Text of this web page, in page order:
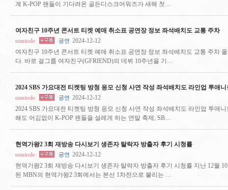
계 K-POP 팬들이 기다려온 골든디스크어워즈가 새해 첫…
여자친구 10주년 콘서트 티켓 예매 취소표 공연장 정보 좌석배치도 교통 주차
nimirole 공연 2024-12-12
여자친구 10주년 콘서트 티켓 예매 취소표 공연장 정보 좌석배치도 교통 주차
다. 바로 걸그룹 여자친구(GFRIEND)의 데뷔 10주년을 기…
2024 SBS 가요대전 티켓팅 방청 응모 신청 사연 작성 좌석배치도 라인업 투애
nimirole 공연 2024-12-12
2024 SBS 가요대전 티켓팅 방청 응모 신청 사연 작성 좌석배치도 라인업 투애
해도 어김없이 K-POP 팬들을 설레게 하는 연말 축제, SB…
현역가왕2 3회 재방송 다시보기 생존자 탈락자 방출자 후기 시청률
nimirole 공연 2024-12-12
현역가왕2 3회 재방송 다시보기 생존자 탈락자 방출자 후기 시청률 지난 12월
된 MBN의 현역가왕2 3회에서는 본선 1차전으로 불리는 …